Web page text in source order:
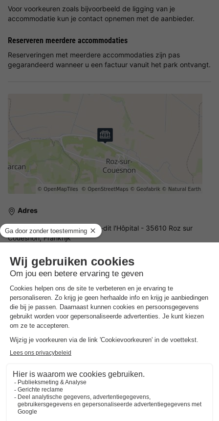
Voor voorkeuren zoals bijvoorbeeld de ligging van je
accommodatie kun je contact opnemen met de aanbieder.
Reserveren meerdere accommodaties
Reserveringen met meerdere accommodaties zijn pas
gegarandeerd wanneer u een factuur vanuit het park ontvangt.
Adres
RD797 Route de la Baie, Lieu-dit l'Hôpital - 35610 Roz sur
Couesnon, Frankrijk
ALGEMENE INFORMATIE
Openingstijden en seizoensduur
Het gehele jaar
Openingstijden receptie
Het gehele jaar, elke dag, open van 08:00 tot 18:00
Huisdieren niet toegestaan.
Praktische informatie